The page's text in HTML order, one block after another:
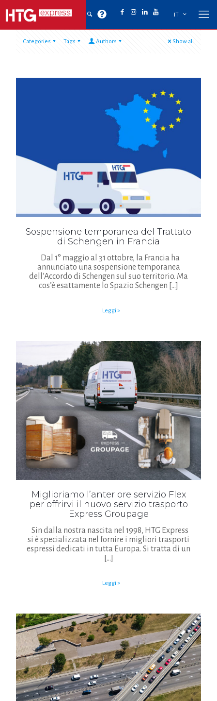
IT
Categories Tags Authors Show all
Sospensione temporanea del Trattato
di Schengen in Francia
Dal 1° maggio al 31 ottobre, la Francia ha
annunciato una sospensione temporanea
dell’Accordo di Schengen sul suo territorio. Ma
cos’è esattamente lo Spazio Schengen […]
Leggi >
Miglioriamo l’anteriore servizio Flex
per offrirvi il nuovo servizio trasporto
Express Groupage
Sin dalla nostra nascita nel 1998, HTG Express
si è specializzata nel fornire i migliori trasporti
espressi dedicati in tutta Europa. Si tratta di un
[…]
Leggi >